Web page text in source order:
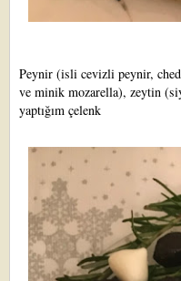
Peynir (isli cevizli peynir,
ve minik mozarella), zeytin
yaptığım çelenk